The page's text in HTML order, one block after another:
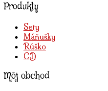
Produkty
Sety
Máňušky
Rúško
CD
Môj obchod